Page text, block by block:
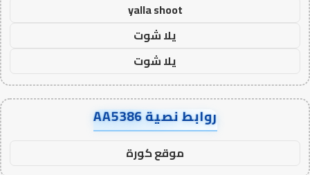
yalla shoot
يلا شوت
يلا شوت
روابط نصية AA5386
موقع كورة